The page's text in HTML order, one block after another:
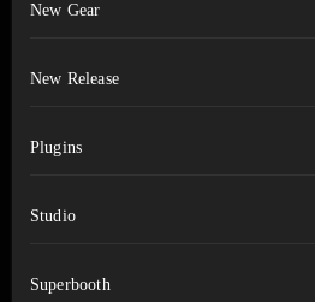
New Gear
New Release
Plugins
Studio
Superbooth